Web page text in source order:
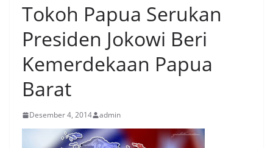
Tokoh Papua Serukan
Presiden Jokowi Beri
Kemerdekaan Papua
Barat
Desember 4, 2014 admin